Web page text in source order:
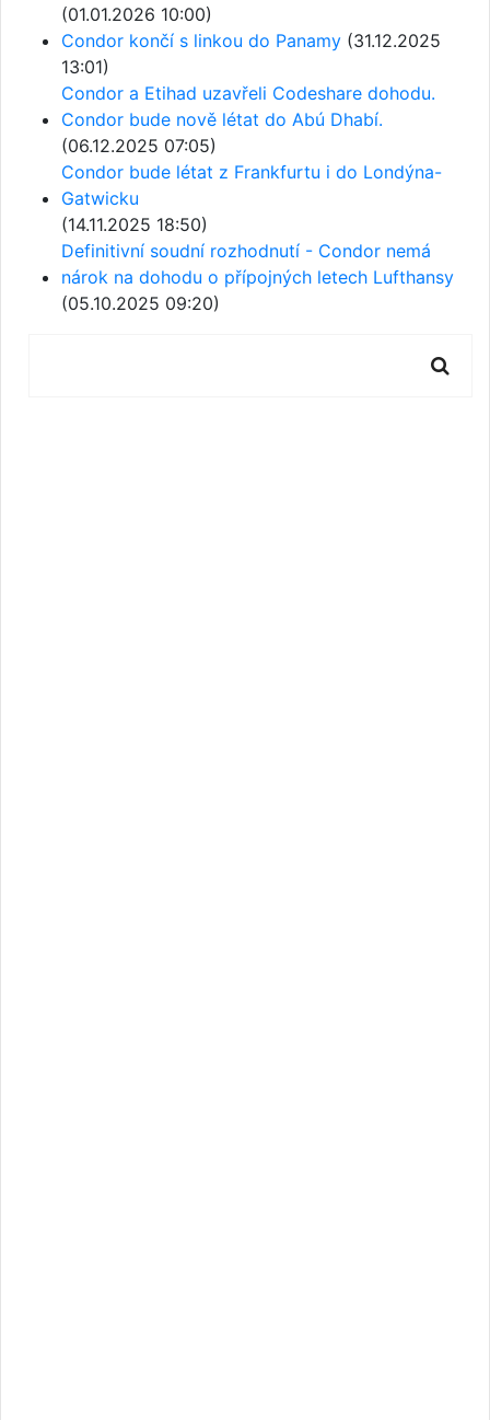
(01.01.2026 10:00)
Condor končí s linkou do Panamy (31.12.2025
13:01)
Condor a Etihad uzavřeli Codeshare dohodu.
Condor bude nově létat do Abú Dhabí.
(06.12.2025 07:05)
Condor bude létat z Frankfurtu i do Londýna-
Gatwicku
(14.11.2025 18:50)
Definitivní soudní rozhodnutí - Condor nemá
nárok na dohodu o přípojných letech Lufthansy
(05.10.2025 09:20)